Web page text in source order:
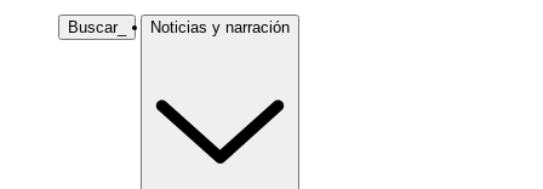
Buscar_ Noticias y narración